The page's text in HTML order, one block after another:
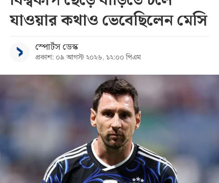
যাওয়ার কথাও ভেবেছিলেন মেসি
স্পোর্টস ডেস্ক
প্রকাশ: ০৯ আগস্ট ২০২৬, ১২:০০ পিএম